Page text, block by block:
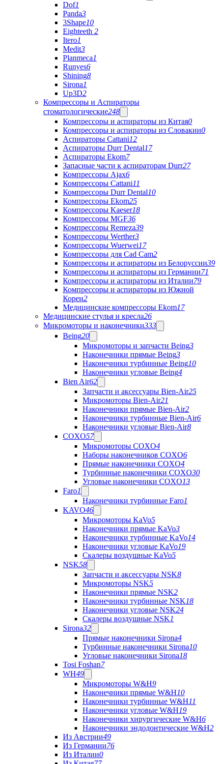
Dof1
Panda3
3Shape10
Eighteeth 2
Itero1
Medit3
Planmeca1
Runyes6
Shining8
Sirona1
Up3D2
Компрессоры и Аспираторы
стоматологические248
Компрессоры и аспираторы из Китая0
Компрессоры и аспираторы из Словакии0
Аспираторы Cattani12
Аспираторы Durr Dental17
Аспираторы Ekom7
Запасные части к аспираторам Durr27
Компрессоры Ajax6
Компрессоры Cattani11
Компрессоры Durr Dental10
Компрессоры Ekom25
Компрессоры Kaeser18
Компрессоры MGF36
Компрессоры Remeza39
Компрессоры Werther3
Компрессоры Wuerwei17
Компрессоры для Cad Cam2
Компрессоры и аспираторы из Белоруссии39
Компрессоры и аспираторы из Германии71
Компрессоры и аспираторы из Италии79
Компрессоры и аспираторы из Южной
Кореи2
Медицинские компрессоры Ekom17
Медицинские стулья и кресла26
Микромоторы и наконечники333
Being20
Микромоторы и запчасти Being3
Наконечники прямые Being3
Наконечники турбинные Being10
Наконечники угловые Being4
Bien Air62
Запчасти и аксессуары Bien-Air25
Микромоторы Bien-Air21
Наконечники прямые Bien-Air2
Наконечники турбинные Bien-Air6
Наконечники угловые Bien-Air8
COXO57
Микромоторы COXO4
Наборы наконечников COXO6
Прямые наконечники COXO4
Турбинные наконечники COXO30
Угловые наконечники COXO13
Faro1
Наконечники турбинные Faro1
KAVO46
Микромоторы KaVo5
Наконечники прямые KaVo3
Наконечники турбинные KaVo14
Наконечники угловые KaVo19
Скалеры воздушные KaVo5
NSK58
Запчасти и аксессуары NSK8
Микромоторы NSK5
Наконечники прямые NSK2
Наконечники турбинные NSK18
Наконечники угловые NSK24
Скалеры воздушные NSK1
Sirona32
Прямые наконечники Sirona4
Турбинные наконечники Sirona10
Угловые наконечники Sirona18
Tosi Foshan7
WH49
Микромоторы W&H9
Наконечники прямые W&H10
Наконечники турбинные W&H11
Наконечники угловые W&H19
Наконечники хирургические W&H6
Наконечники эндодонтические W&H2
Из Австрии49
Из Германии76
Из Италии0